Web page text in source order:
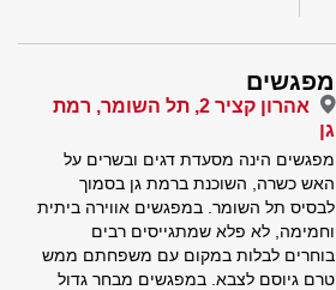
מפגשים
אהרון קציר 2, תל השומר, רמת
גן
מפגשים הינה מסעדת דגים ובשרים על
האש כשרה, השוכנת ברמת גן בסמוך
לבסיס תל השומר. במפגשים אווירה ביתית
וחמימה, לא פלא שמתגייסים רבים
בוחרים לבלות במקום עם משפחתם ממש
טרם גיוסם לצבא. במפגשים מבחר גדול